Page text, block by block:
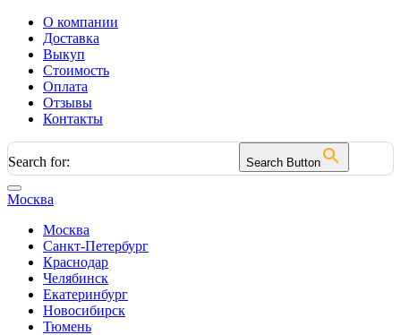
О компании
Доставка
Выкуп
Стоимость
Оплата
Отзывы
Контакты
Search for: Search Button
Москва
Москва
Санкт-Петербург
Краснодар
Челябинск
Екатеринбург
Новосибирск
Тюмень